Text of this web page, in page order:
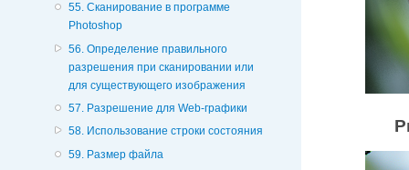
55. Сканирование в программе
Photoshop
56. Определение правильного
разрешения при сканировании или
для существующего изображения
57. Разрешение для Web-графики
58. Использование строки состояния
59. Размер файла